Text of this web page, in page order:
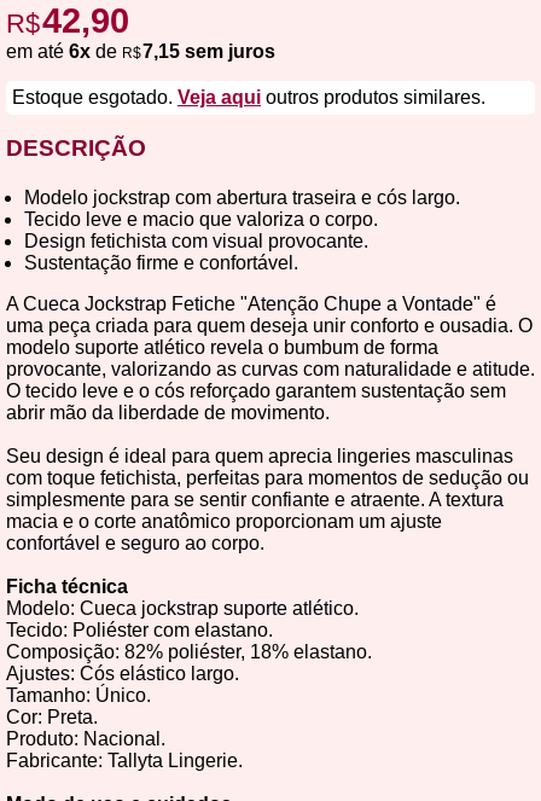
R$42,90
em até 6x de R$7,15 sem juros
Estoque esgotado. Veja aqui outros produtos similares.
DESCRIÇÃO
Modelo jockstrap com abertura traseira e cós largo.
Tecido leve e macio que valoriza o corpo.
Design fetichista com visual provocante.
Sustentação firme e confortável.
A Cueca Jockstrap Fetiche "Atenção Chupe a Vontade" é
uma peça criada para quem deseja unir conforto e ousadia. O
modelo suporte atlético revela o bumbum de forma
provocante, valorizando as curvas com naturalidade e atitude.
O tecido leve e o cós reforçado garantem sustentação sem
abrir mão da liberdade de movimento.
Seu design é ideal para quem aprecia lingeries masculinas
com toque fetichista, perfeitas para momentos de sedução ou
simplesmente para se sentir confiante e atraente. A textura
macia e o corte anatômico proporcionam um ajuste
confortável e seguro ao corpo.
Ficha técnica
Modelo: Cueca jockstrap suporte atlético.
Tecido: Poliéster com elastano.
Composição: 82% poliéster, 18% elastano.
Ajustes: Cós elástico largo.
Tamanho: Único.
Cor: Preta.
Produto: Nacional.
Fabricante: Tallyta Lingerie.